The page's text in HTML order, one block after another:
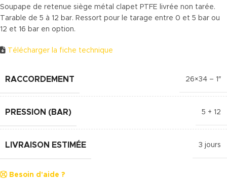
Soupape de retenue siège métal clapet PTFE livrée non tarée.
Tarable de 5 à 12 bar. Ressort pour le tarage entre 0 et 5 bar ou
12 et 16 bar en option.
Télécharger la fiche technique
RACCORDEMENT 26×34 – 1″
PRESSION (BAR) 5 + 12
LIVRAISON ESTIMÉE 3 jours
Besoin d'aide ?